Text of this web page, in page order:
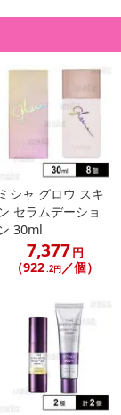
ー「テトラソー
ア機能、肌の油水
クスチャ－。
ノラクトン *3水
グリセリン、炭酸ジカプ
シフェニルトリメチコ
ルコノラクトン、(アク
ー、カルボマー、オリー
ブ油脂肪酸ソルビタン、
パルミチン酸、(C12－20)
ミシャ グロウ スキ
ン セラムデーショ
ン 30ml
7,377円
（922.2円 ／個）